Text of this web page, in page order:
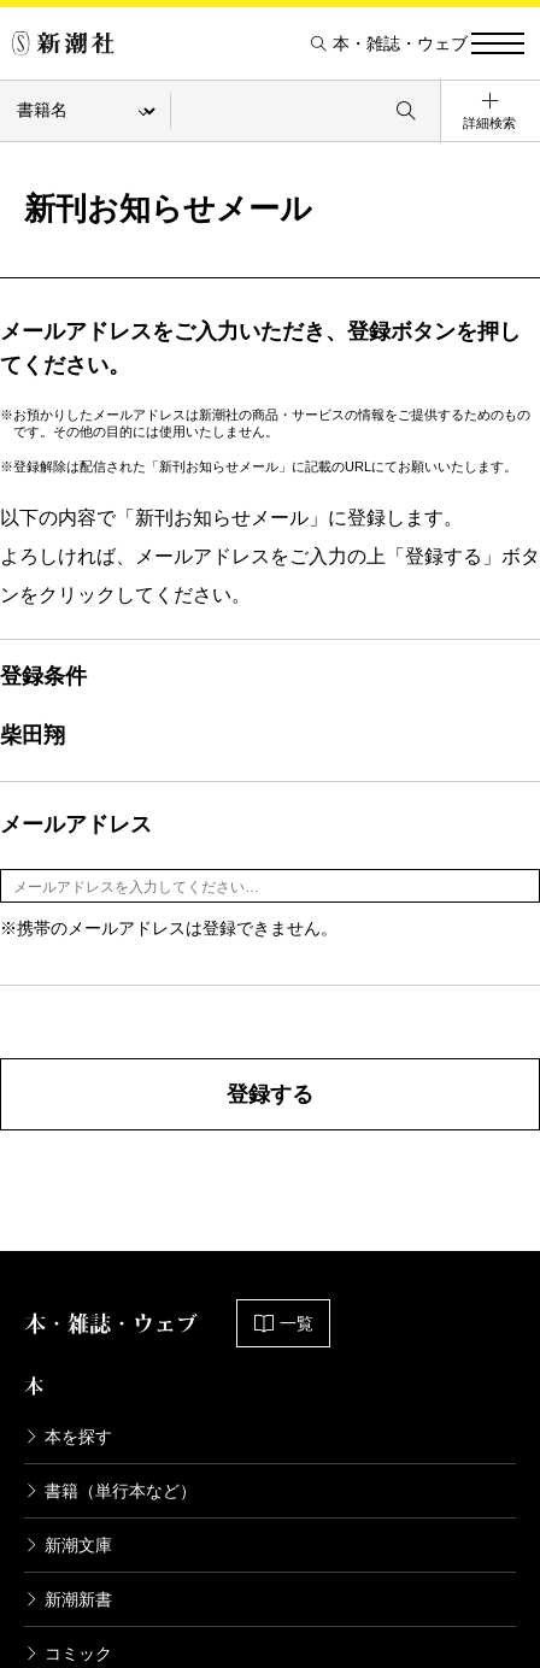
本・雑誌・ウェブ
詳細検索
新刊お知らせメール
メールアドレスをご入力いただき、登録ボタンを押し
てください。
※お預かりしたメールアドレスは新潮社の商品・サービスの情報をご提供するためのもの
です。その他の目的には使用いたしません。
※登録解除は配信された「新刊お知らせメール」に記載のURLにてお願いいたします。
以下の内容で「新刊お知らせメール」に登録します。
よろしければ、メールアドレスをご入力の上「登録する」ボタ
ンをクリックしてください。
登録条件
柴田翔
メールアドレス
※携帯のメールアドレスは登録できません。
登録する
本・雑誌・ウェブ 一覧
本
本を探す
書籍（単行本など）
新潮文庫
新潮新書
コミック